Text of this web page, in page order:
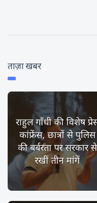
ताज़ा खबर
राहुल गाँधी की विशेष
कांफ्रेंस, छात्रों से पुलिस
की बर्बरता पर सरकार से
रखीं तीन मांगें